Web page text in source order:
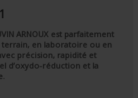
ARNOUXest parfaitement
terrain, en laboratoire ou en
précision, rapidité et
d’oxydo-réduction et la
.